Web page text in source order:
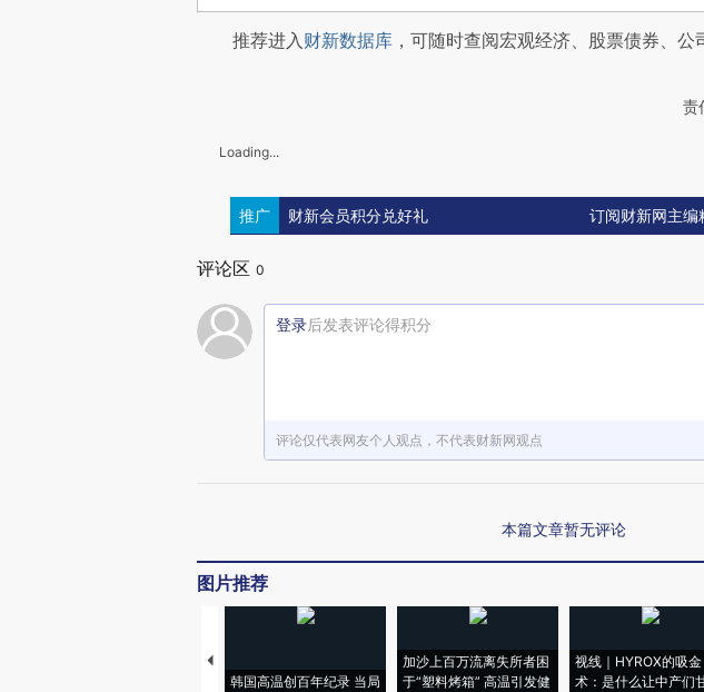
推荐进入财新数据库 ，可随时查阅宏观经济、股票债券、公
责
Loading...
推广 财新会员积分兑好礼 订阅财新网主编
评论区 0
登录后发表评论得积分
评论仅代表网友个人观点，不代表财新网观点
本篇文章暂无评论
图片推荐
韩国高温创百年纪录 当局
加沙上百万流离失所者困
于“塑料烤箱” 高温引发健
视线｜HYROX的吸金
术：是什么让中产们